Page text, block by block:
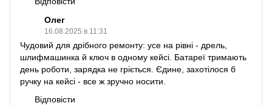
Олег
16.08.2025 в 11:31
Чудовий для дрібного ремонту: усе на рівні - дрель,
шлифмашинка й ключ в одному кейсі. Батареї тримають
день роботи, зарядка не гріється. Єдине, захотілося б
ручку на кейсі - все ж зручно носити.
Відповісти